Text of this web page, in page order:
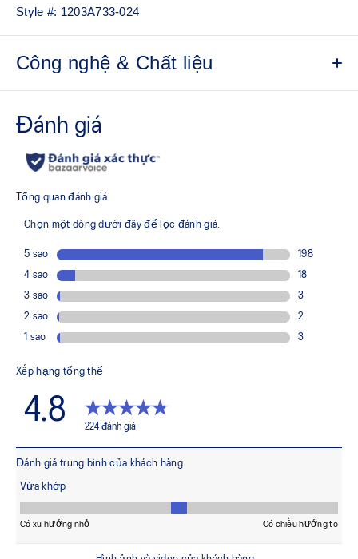
Style #: 1203A733-024
Công nghệ & Chất liệu
2010s design aesthetics
FLUIDRIDE™ technology
Helps create smooth forward transitions
Rearfoot and forefoot GEL™ technology
shoe for cushioning and shock absorption
The sockliner is produced with the solution dyeing
process that reduces water usage by approximately
33% and carbon emissions by approximately 45%
compared to the conventional dyeing technology's